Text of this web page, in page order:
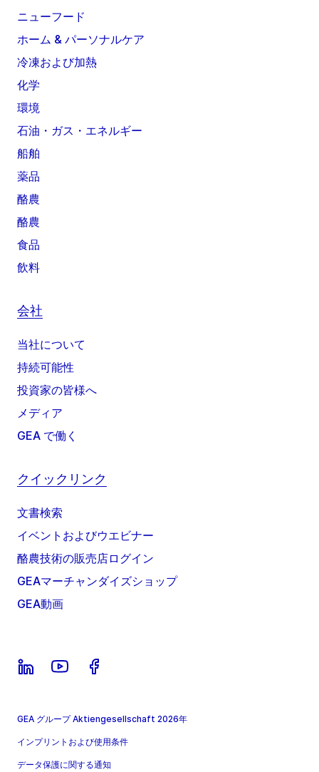
ニューフード
ホーム & パーソナルケア
冷凍および加熱
化学
環境
石油・ガス・エネルギー
船舶
薬品
酪農
酪農
食品
飲料
会社
当社について
持続可能性
投資家の皆様へ
メディア
GEA で働く
クイックリンク
文書検索
イベントおよびウエビナー
酪農技術の販売店ログイン
GEAマーチャンダイズショップ
GEA動画
GEA グループ Aktiengesellschaft 2026年
インプリントおよび使用条件
データ保護に関する通知